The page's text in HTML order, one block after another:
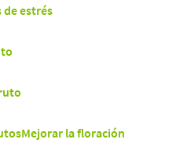
de estrés
Mejorar la floración